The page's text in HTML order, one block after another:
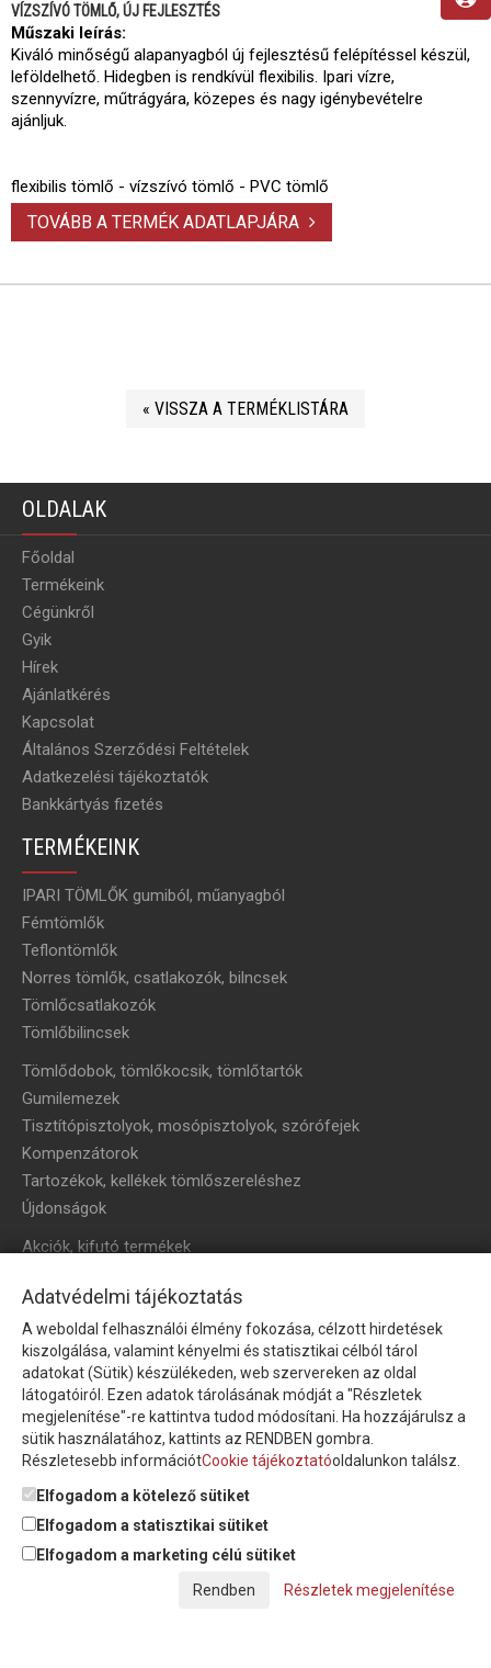
VÍZSZÍVÓ TÖMLŐ, ÚJ FEJLESZTÉS
Műszaki leírás:
Kiváló minőségű alapanyagból új fejlesztésű felépítéssel készül,
leföldelhető. Hidegben is rendkívül flexibilis. Ipari vízre,
szennyvízre, műtrágyára, közepes és nagy igénybevételre
ajánljuk.
flexibilis tömlő - vízszívó tömlő - PVC tömlő
TOVÁBB A TERMÉK ADATLAPJÁRA
« VISSZA A TERMÉKLISTÁRA
OLDALAK
Főoldal
Termékeink
Cégünkről
Gyik
Hírek
Ajánlatkérés
Kapcsolat
Általános Szerződési Feltételek
Adatkezelési tájékoztatók
Bankkártyás fizetés
TERMÉKEINK
IPARI TÖMLŐK gumiból, műanyagból
Fémtömlők
Teflontömlők
Norres tömlők, csatlakozók, bilncsek
Tömlőcsatlakozók
Tömlőbilincsek
Tömlődobok, tömlőkocsik, tömlőtartók
Gumilemezek
Tisztítópisztolyok, mosópisztolyok, szórófejek
Kompenzátorok
Tartozékok, kellékek tömlőszereléshez
Újdonságok
Akciók, kifutó termékek
HÍRLEVÉL
Íratkozzon fel hírlevelünkre!
Feliratkozom a hírlevélre és nyilatkozom, hogy azadatkezelési
tájékoztatót elolvastam, megismertem és elfogadom.
© Copyright Triász-Tömlő Kft. | Minden jog fenntartva!
Adatvédelmi tájékoztatás
A weboldal felhasználói élmény fokozása, célzott hirdetések
kiszolgálása, valamint kényelmi és statisztikai célból tárol
adatokat (Sütik) készülékeden, web szervereken az oldal
látogatóiról. Ezen adatok tárolásának módját a "Részletek
megjelenítése"-re kattintva tudod módosítani. Ha hozzájárulsz a
sütik használatához, kattints az RENDBEN gombra.
Részletesebb információtCookie tájékoztatóoldalunkon találsz.
Elfogadom a kötelező sütiket
Elfogadom a statisztikai sütiket
Elfogadom a marketing célú sütiket
Részletek megjelenítése